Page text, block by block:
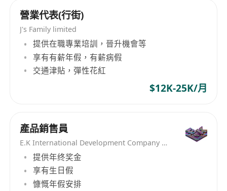
營業代表(行街)
J's Family limited
提供在職專業培訓，晉升機會等
享有有薪年假，有薪病假
交通津貼，彈性花紅
$12K-25K/月
產品銷售員
E.K International Development Company Limited
提供年终奖金
享有生日假
慷慨年假安排